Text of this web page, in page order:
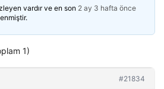
vardır ve en son 2 ay 3 hafta önce
1)
#21834